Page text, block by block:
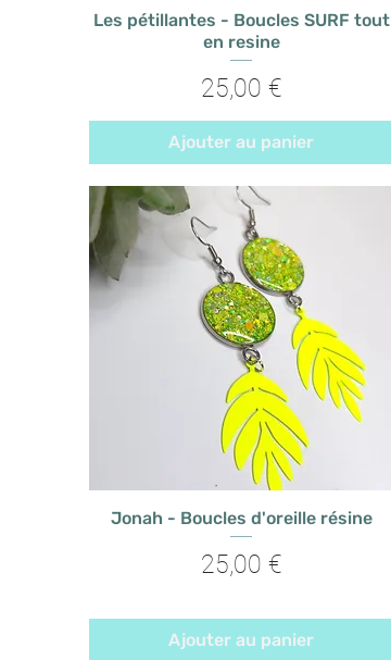
Les pétillantes - Boucles SURF tout
en resine
Prix
25,00 €
Ajouter au panier
Jonah - Boucles d'oreille résine
Prix
25,00 €
Ajouter au panier